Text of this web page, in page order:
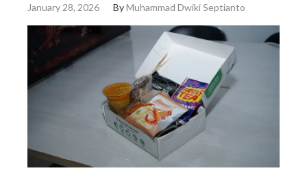
January 28, 2026 ByMuhammad Dwiki Septianto